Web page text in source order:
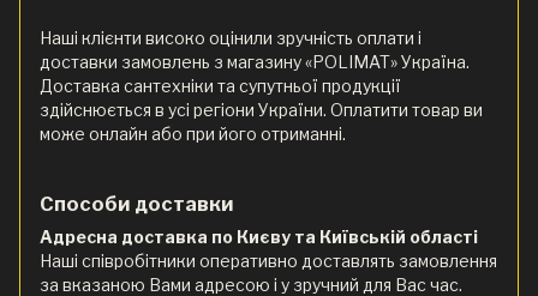
Наші клієнти високо оцінили зручність оплати і
доставки замовлень з магазину «POLIMAT» Україна.
Доставка сантехніки та супутньої продукції
здійснюється в усі регіони України. Оплатити товар ви
може онлайн або при його отриманні.
Способи доставки
Адресна доставка по Києву та Київській області
Наші співробітники оперативно доставлять замовлення
за вказаною Вами адресою і у зручний для Вас час.